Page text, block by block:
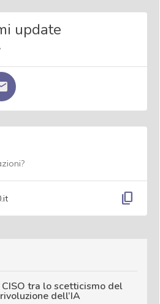
update
content_copy
tra lo scetticismo del
dell’IA